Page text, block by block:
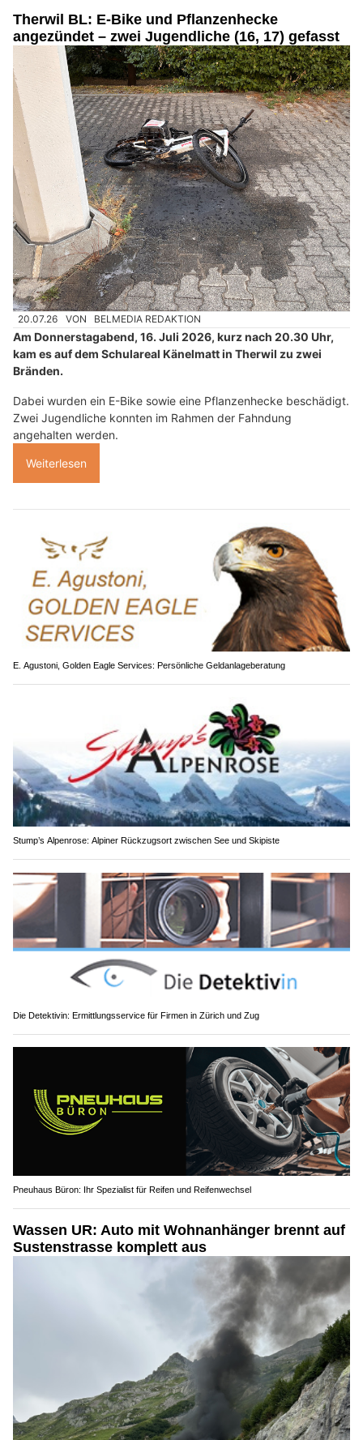
Therwil BL: E-Bike und Pflanzenhecke
angezündet – zwei Jugendliche (16, 17) gefasst
20.07.26 VON BELMEDIA REDAKTION
Am Donnerstagabend, 16. Juli 2026, kurz nach 20.30 Uhr,
kam es auf dem Schulareal Känelmatt in Therwil zu zwei
Bränden.
Dabei wurden ein E-Bike sowie eine Pflanzenhecke beschädigt.
Zwei Jugendliche konnten im Rahmen der Fahndung
angehalten werden.
Weiterlesen
E. Agustoni, Golden Eagle Services: Persönliche Geldanlageberatung
Stump’s Alpenrose: Alpiner Rückzugsort zwischen See und Skipiste
Die Detektivin: Ermittlungsservice für Firmen in Zürich und Zug
Pneuhaus Büron: Ihr Spezialist für Reifen und Reifenwechsel
Wassen UR: Auto mit Wohnanhänger brennt auf
Sustenstrasse komplett aus